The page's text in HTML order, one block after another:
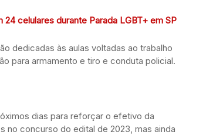
celulares durante Parada LGBT+ em SP
dedicadas às aulas voltadas ao trabalho
para armamento e tiro e conduta policial.
dias para reforçar o efetivo da
no concurso do edital de 2023, mas ainda